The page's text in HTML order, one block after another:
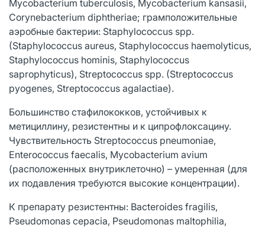
Mycobacterium tuberculosis, Mycobacterium kansasii,
Corynebacterium diphtheriae; грамположительные
аэробные бактерии: Staphylococcus spp.
(Staphylococcus aureus, Staphylococcus haemolyticus,
Staphylococcus hominis, Staphylococcus
saprophyticus), Streptococcus spp. (Streptococcus
pyogenes, Streptococcus agalactiae).
Большинство стафилококков, устойчивых к
метициллину, резистентны и к ципрофлоксацину.
Чувствительность Streptococcus pneumoniae,
Enterococcus faecalis, Mycobacterium avium
(расположенных внутриклеточно) – умеренная (для
их подавления требуются высокие концентрации).
К препарату резистентны: Bacteroides fragilis,
Pseudomonas cepacia, Pseudomonas maltophilia,